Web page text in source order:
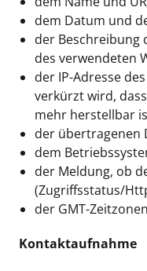
dem Datum und
der Beschreibung
des verwendeten
der IP-Adresse
verkürzt wird,
mehr herstellbar
der übertragenen
dem
der Meldung, ob
(Zugriffsstatus/
der GMT-
Kontaktaufnahme